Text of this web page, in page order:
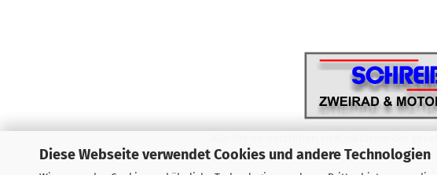
Diese Webseite verwendet Cookies und andere Technologien